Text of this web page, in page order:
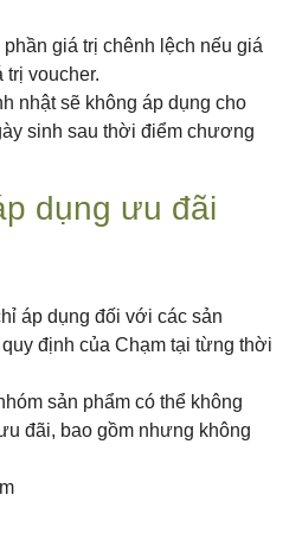
giá trị chênh lệch nếu giá
voucher.
nhật sẽ không áp dụng cho
sinh sau thời điểm chương
dụng ưu đãi
áp dụng đối với các sản
định của Chạm tại từng thời
sản phẩm có thể không
đãi, bao gồm nhưng không